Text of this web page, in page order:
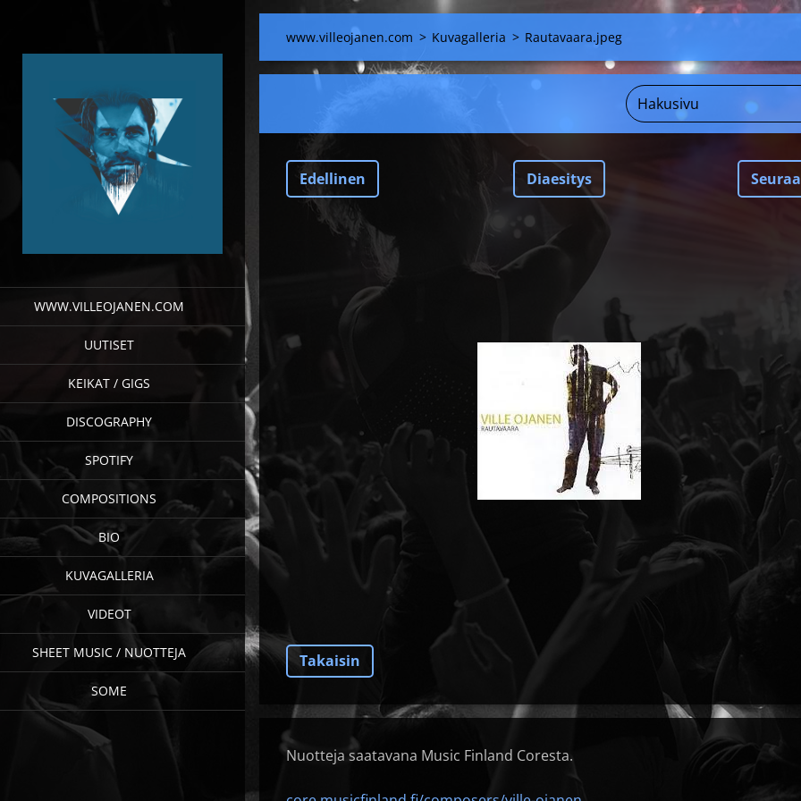
WWW.VILLEOJANEN.COM
UUTISET
KEIKAT / GIGS
DISCOGRAPHY
SPOTIFY
COMPOSITIONS
BIO
KUVAGALLERIA
VIDEOT
SHEET MUSIC / NUOTTEJA
SOME
www.villeojanen.com > Kuvagalleria > Rautavaara.jpeg
Edellinen Diaesitys
Takaisin
Nuotteja saatavana Music Finland Coresta.